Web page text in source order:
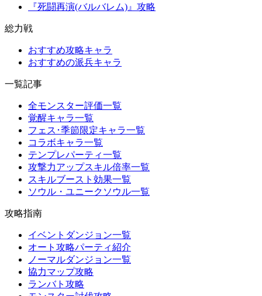
『死闘再演(バルバレム)』攻略
総力戦
おすすめ攻略キャラ
おすすめの派兵キャラ
一覧記事
全モンスター評価一覧
覚醒キャラ一覧
フェス･季節限定キャラ一覧
コラボキャラ一覧
テンプレパーティ一覧
攻撃力アップスキル倍率一覧
スキルブースト効果一覧
ソウル・ユニークソウル一覧
攻略指南
イベントダンジョン一覧
オート攻略パーティ紹介
ノーマルダンジョン一覧
協力マップ攻略
ランバト攻略